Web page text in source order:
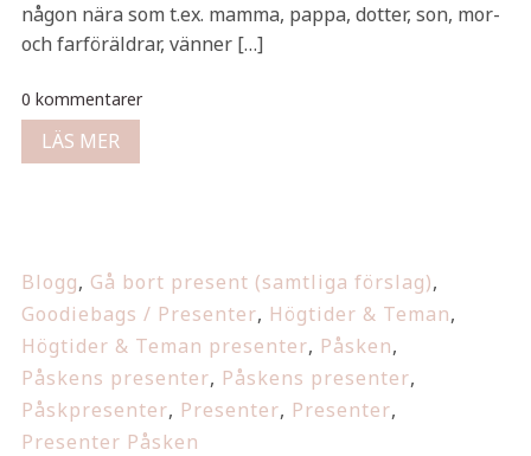
någon nära som t.ex. mamma, pappa, dotter, son, mor-
och farföräldrar, vänner […]
0 kommentarer
LÄS MER
Blogg, Gå bort present (samtliga förslag),
Goodiebags / Presenter, Högtider & Teman,
Högtider & Teman presenter, Påsken,
Påskens presenter, Påskens presenter,
Påskpresenter, Presenter, Presenter,
Presenter Påsken